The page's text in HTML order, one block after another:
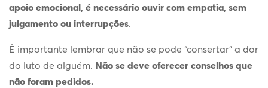
apoio emocional, é necessário ouvir com empatia, sem
julgamento ou interrupções
É importante lembrar que não se pode “consertar” a dor
do luto de alguém. Não se deve oferecer conselhos que
não foram pedidos.